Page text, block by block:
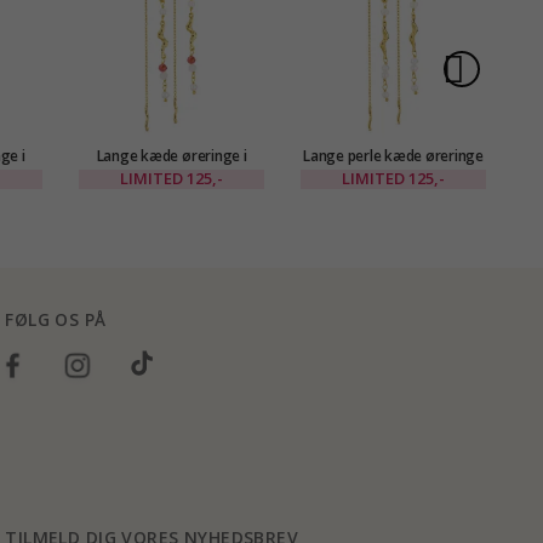
i
Lange kæde øreringe i
forgyldt messing - Eliné
LIMITED 125,-
Lange perle kæde øreringe
i forgyldt messing - Eliné
LIMITED 125,-
FØLG OS PÅ
TILMELD DIG VORES NYHEDSBREV